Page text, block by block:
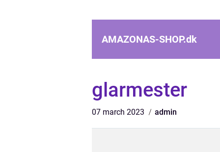
AMAZONAS-SHOP.dk
glarmester
07 march 2023 admin